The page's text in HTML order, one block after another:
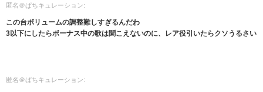
匿名＠ぱちキュレーション:
この台ボリュームの調整難しすぎるんだわ
3以下にしたらボーナス中の歌は聞こえないのに、レア役引いたらクソうるさい
匿名＠ぱちキュレーション: